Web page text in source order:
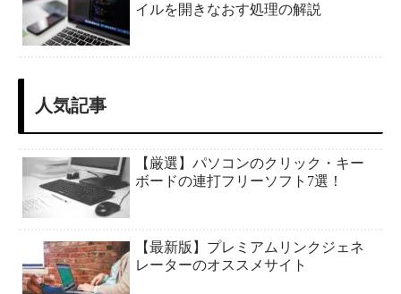
イルを開きなおす処理の解説
人気記事
【厳選】パソコンのクリック・キー
ボードの連打フリーソフト7選！
【最新版】プレミアムリンクジェネ
レーターのオススメサイト